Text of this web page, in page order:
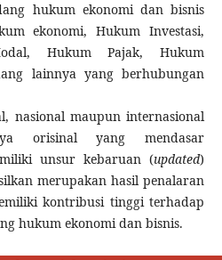
hukum ekonomi dan bisnis
ekonomi, Hukum Investasi,
Hukum Pajak, Hukum
lainnya yang berhubungan
nasional maupun internasional
orisinal yang mendasar
unsur kebaruan (updated)
merupakan hasil penalaran
kontribusi tinggi terhadap
hukum ekonomi dan bisnis.